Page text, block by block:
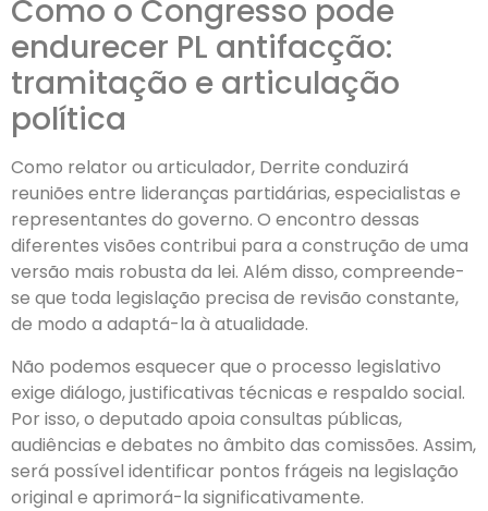
Como o Congresso pode
endurecer PL antifacção:
tramitação e articulação
política
Como relator ou articulador, Derrite conduzirá
reuniões entre lideranças partidárias, especialistas e
representantes do governo. O encontro dessas
diferentes visões contribui para a construção de uma
versão mais robusta da lei. Além disso, compreende-
se que toda legislação precisa de revisão constante,
de modo a adaptá-la à atualidade.
Não podemos esquecer que o processo legislativo
exige diálogo, justificativas técnicas e respaldo social.
Por isso, o deputado apoia consultas públicas,
audiências e debates no âmbito das comissões. Assim,
será possível identificar pontos frágeis na legislação
original e aprimorá-la significativamente.